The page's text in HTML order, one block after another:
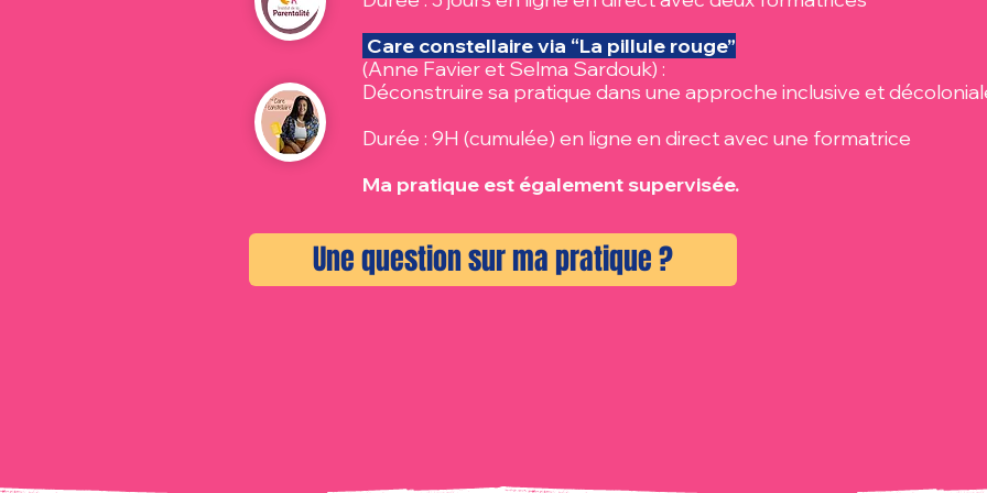
Care constellaire via “La pillule rouge”
(Anne Favier et Selma Sardouk) :
Déconstruire sa pratique dans une approche inclusive et
Durée : 9H (cumulée) en ligne en direct avec une formatrice
Ma pratique est également supervisée.
Une question sur ma pratique ?